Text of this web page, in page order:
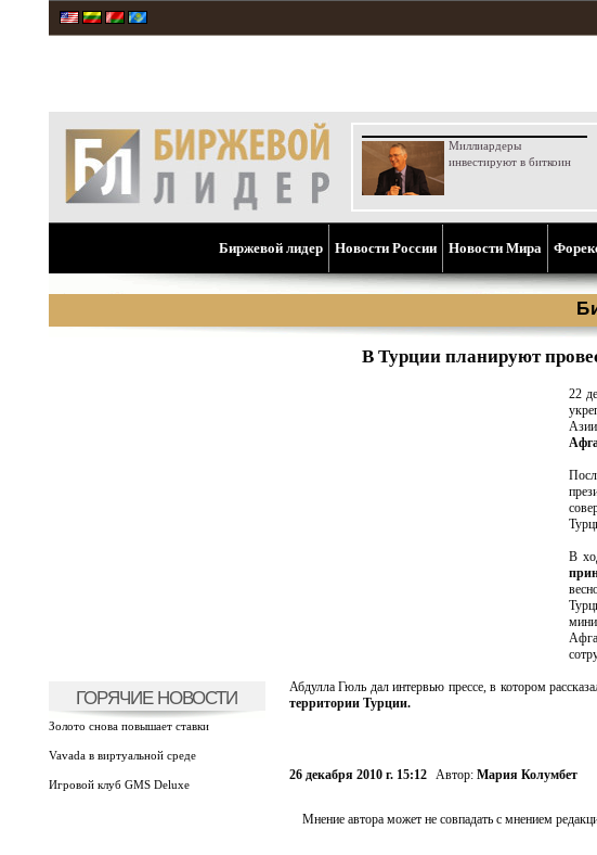
Миллиардеры
инвестируют в биткоин
Биржевой лидер Новости России Новости Мира
ГОРЯЧИЕ НОВОСТИ
Золото снова повышает ставки
Vavada в виртуальной среде
Игровой клуб GMS Deluxe
В Турции планируют
22
В
Абдулла Гюль дал интервью прессе, в котором
территории Турции.
26 декабря 2010 г. 15:12 Автор: Мария Колумбет
Мнение автора может не совпадать с мнением